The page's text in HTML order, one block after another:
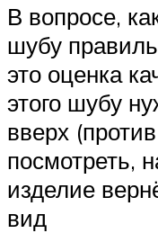
В вопросе,
шубу
это оценка
этого шубу
вверх
посмотреть,
изделие
вид